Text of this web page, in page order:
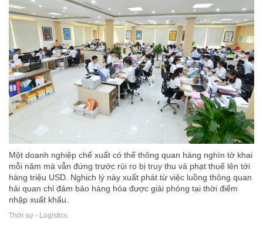
Một doanh nghiệp chế xuất có thể thông quan hàng nghìn tờ khai
mỗi năm mà vẫn đứng trước rủi ro bị truy thu và phạt thuế lên tới
hàng triệu USD. Nghịch lý này xuất phát từ việc luồng thông quan
hải quan chỉ đảm bảo hàng hóa được giải phóng tại thời điểm
nhập xuất khẩu.
Thời sự - Logistics